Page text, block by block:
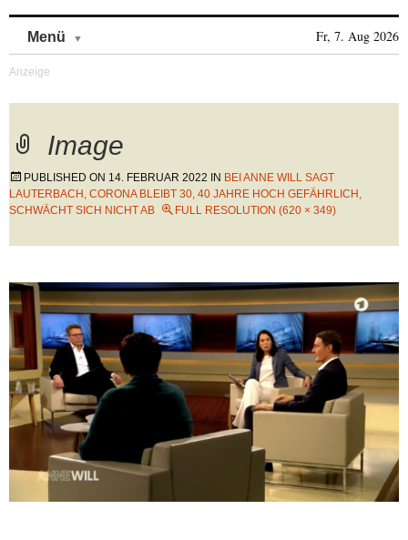
Menü Fr, 7. Aug 2026
Image
PUBLISHED ON 14. FEBRUAR 2022 IN BEI ANNE WILL SAGT
LAUTERBACH, CORONA BLEIBT 30, 40 JAHRE HOCH GEFÄHRLICH,
SCHWÄCHT SICH NICHT AB
FULL RESOLUTION (620 × 349)